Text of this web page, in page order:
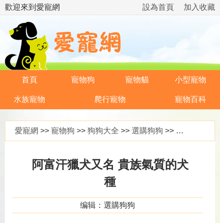
歡迎來到愛寵網 加入收藏
設為首頁
首頁 寵物狗 寵物貓 小型寵物
水族寵物 爬行寵物 寵物百科
愛寵網 >> 寵物狗 >> 狗狗大全 >> 選購狗狗 >> 阿富汗獵犬又名 貴族氣質的犬種
阿富汗獵犬又名 貴族氣質的犬
種
编辑：選購狗狗